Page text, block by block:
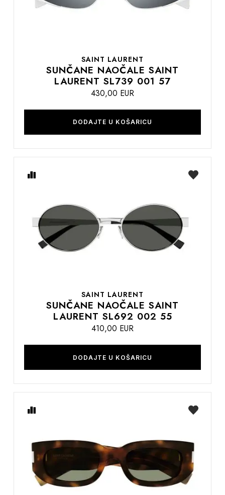
SAINT LAURENT
SUNČANE NAOČALE SAINT
LAURENT SL739 001 57
430,00 EUR
DODAJTE U KOŠARICU
SAINT LAURENT
SUNČANE NAOČALE SAINT
LAURENT SL692 002 55
410,00 EUR
DODAJTE U KOŠARICU
želja